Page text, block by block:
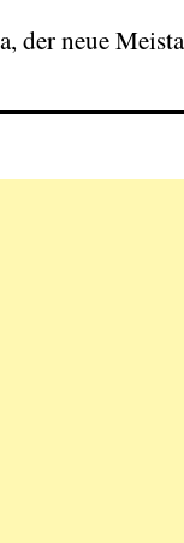
der neue